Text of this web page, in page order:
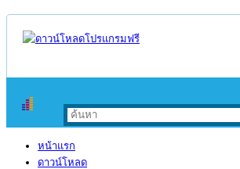
หน้าแรก
ดาวน์โหลด